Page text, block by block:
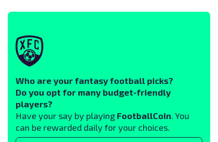
Who are your fantasy football picks?
Do you opt for many budget-friendly
players?
Have your say by playing FootballCoin. You
can be rewarded daily for your choices.